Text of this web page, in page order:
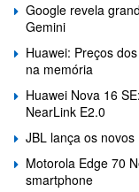
Google revela
Gemini
Huawei: Preços
na memória
Huawei Nova 16
NearLink E2.0
JBL lança os
Motorola Edge 70
smartphone